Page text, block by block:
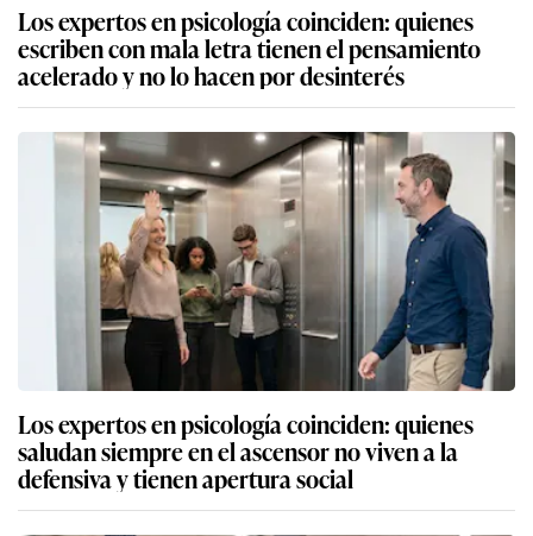
Los expertos en psicología coinciden: quienes
escriben con mala letra tienen el pensamiento
acelerado y no lo hacen por desinterés
Los expertos en psicología coinciden: quienes
saludan siempre en el ascensor no viven a la
defensiva y tienen apertura social